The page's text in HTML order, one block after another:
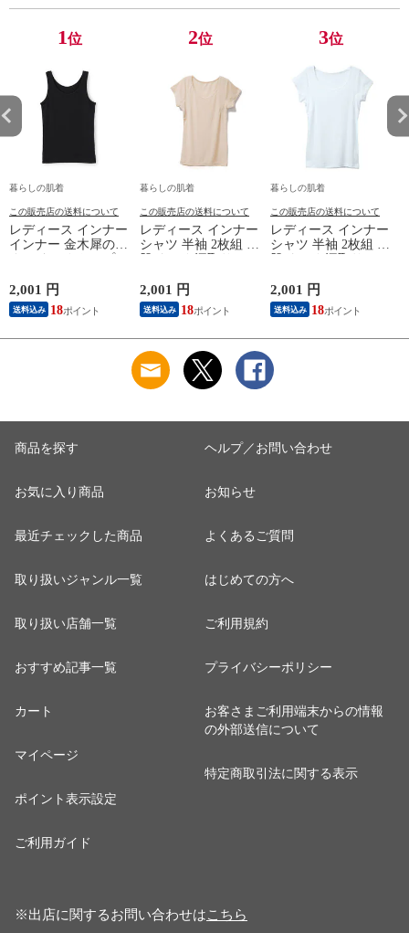
1位
暮らしの肌着
この販売店の送料について
レディース インナー
インナー 金木犀のめ
ぐみ タンクトップ
っとり 保湿 ストレ
ッチ ボタニカル タ
ンクトップ 秋冬 お
2,001 円
送料込み 18
2位
暮らしの肌着
この販売店の送料について
レディース インナー
シャツ 半袖 2枚組 素
肌ドライ 汗取り フ
り インナーシャツ
パッド付き 春夏 汗
染み 防止 汗 対策 綿
ット工業 S5022B-RT
涼しい 肌着
2,001 円
送料込み 18
3位
暮らしの肌着
この販売店の送料について
レディース インナー
シャツ 半袖 2枚組 素
肌ドライ 汗取り フ
り インナーシャツ
パッド付き 春夏 汗
染み 防止 汗 対策 綿
ット工業 S5022B-RT
涼しい 肌着
2,001 円
送料込み 18
商品を探す
お気に入り商品
最近チェックした商品
取り扱いジャンル一覧
取り扱い店舗一覧
おすすめ記事一覧
カート
マイページ
ポイント表示設定
ご利用ガイド
ヘルプ／お問い合わせ
お知らせ
よくあるご質問
はじめての方へ
ご利用規約
プライバシーポリシー
お客さまご利用端末からの情報
の外部送信について
特定商取引法に関する表示
※出店に関するお問い合わせはこちら